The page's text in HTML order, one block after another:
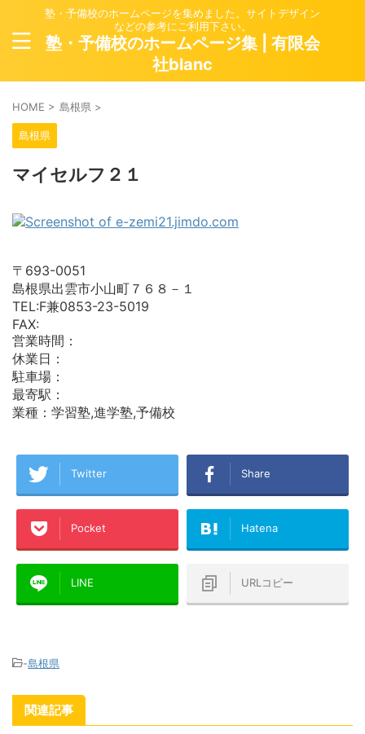
塾・予備校のホームページを集めました。サイトデザイン
などの参考にご利用下さい。
塾・予備校のホームページ集 | 有限会
社blanc
HOME > 島根県 >
島根県
マイセルフ２１
〒693-0051
島根県出雲市小山町７６８－１
TEL:F兼0853-23-5019
FAX:
営業時間：
休業日：
駐車場：
最寄駅：
業種：学習塾,進学塾,予備校
Twitter Share
Pocket Hatena
LINE URLコピー
-島根県
関連記事